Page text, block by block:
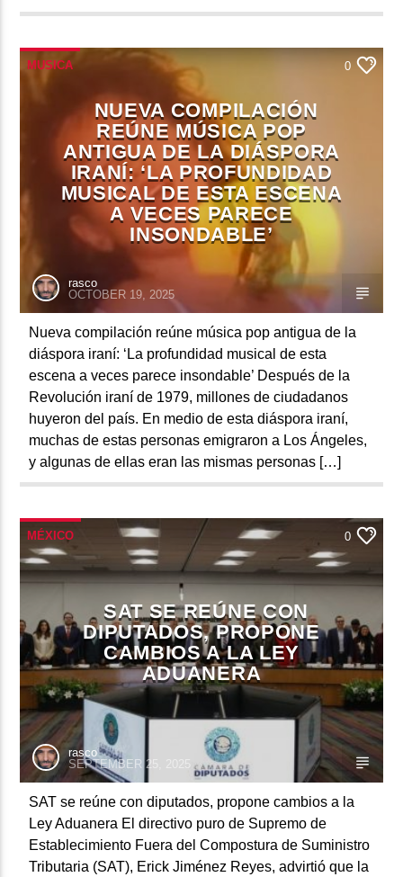
MUSICA 0
NUEVA COMPILACIÓN
REÚNE MÚSICA POP
ANTIGUA DE LA DIÁSPORA
IRANÍ: ‘LA PROFUNDIDAD
MUSICAL DE ESTA ESCENA
A VECES PARECE
INSONDABLE’
rasco
OCTOBER 19, 2025
Nueva compilación reúne música pop antigua de la
diáspora iraní: ‘La profundidad musical de esta
escena a veces parece insondable’ Después de la
Revolución iraní de 1979, millones de ciudadanos
huyeron del país. En medio de esta diáspora iraní,
muchas de estas personas emigraron a Los Ángeles,
y algunas de ellas eran las mismas personas […]
MÉXICO 0
SAT SE REÚNE CON
DIPUTADOS, PROPONE
CAMBIOS A LA LEY
ADUANERA
rasco
SEPTEMBER 25, 2025
SAT se reúne con diputados, propone cambios a la
Ley Aduanera El directivo puro de Supremo de
Establecimiento Fuera del Compostura de Suministro
Tributaria (SAT), Erick Jiménez Reyes, advirtió que la